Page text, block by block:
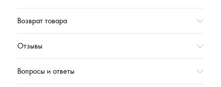
Возврат товара
Отзывы
Вопросы и ответы